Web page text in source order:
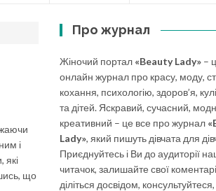
і
які
що
Про журнал
Жіночий портал «Beauty Lady» –
онлайн журнал про красу, моду,
кохання, психологію, здоров’я,
та дітей. Яскравий, сучасний,
креативний – це все про журнал
Lady», який пишуть дівчата для
Приєднуйтесь і Ви до аудиторії
читачок, залишайте свої
діліться досвідом, консультуйтеся,